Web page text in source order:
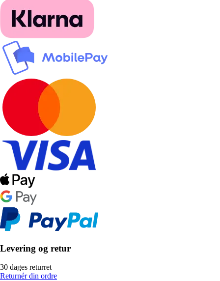
Levering og retur
30 dages returret
Returnér din ordre